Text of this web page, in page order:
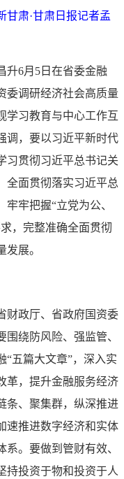
甘肃·甘肃日报记者孟
升6月5日在省委金融
委调研经济社会高质量
学习教育与中心工作互
调，要以习近平新时代
习贯彻习近平总书记关
全面贯彻落实习近平总
牢把握“立党为公、
，完整准确全面贯彻
展。
财政厅、省政府国资委
绕防风险、强监管、
“五篇大文章”，深入实
革，提升金融服务经济
条、聚集群，纵深推进
速推进数字经济和实体
。要做到管财有效、
持投资于物和投资于人